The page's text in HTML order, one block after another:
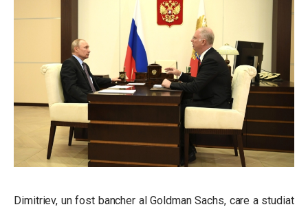
Dimitriev, un fost bancher al Goldman Sachs, care a studiat